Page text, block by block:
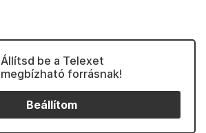
Állítsd be a Telexet
megbízható forrásnak!
Beállítom